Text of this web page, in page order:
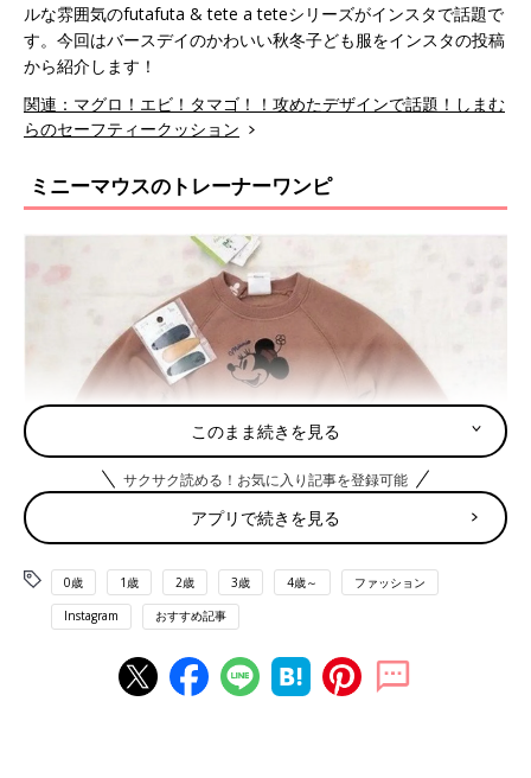
ルな雰囲気のfutafuta & tete a teteシリーズがインスタで話題で
す。今回はバースデイのかわいい秋冬子ども服をインスタの投稿
から紹介します！
関連：マグロ！エビ！タマゴ！！攻めたデザインで話題！しまむ
らのセーフティークッション
ミニーマウスのトレーナーワンピ
このまま続きを見る
サクサク読める！お気に入り記事を登録可能
アプリで続きを見る
0歳 1歳 2歳 3歳 4歳～ ファッション
Instagram おすすめ記事